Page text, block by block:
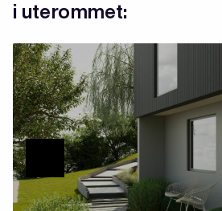
i uterommet: